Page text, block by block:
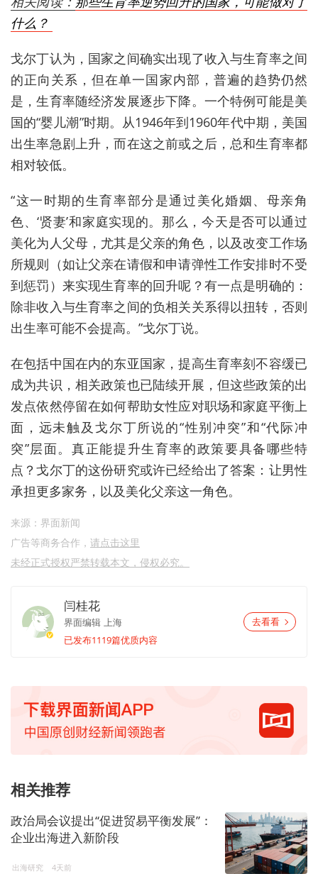
什么？
戈尔丁认为，国家之间确实出现了收入与生育率之间
的正向关系，但在单一国家内部，普遍的趋势仍然
是，生育率随经济发展逐步下降。一个特例可能是美
国的“婴儿潮”时期。从1946年到1960年代中期，美国
出生率急剧上升，而在这之前或之后，总和生育率都
相对较低。
“这一时期的生育率部分是通过美化婚姻、母亲角
色、‘贤妻’和家庭实现的。那么，今天是否可以通过
美化为人父母，尤其是父亲的角色，以及改变工作场
所规则（如让父亲在请假和申请弹性工作安排时不受
到惩罚）来实现生育率的回升呢？有一点是明确的：
除非收入与生育率之间的负相关关系得以扭转，否则
出生率可能不会提高。”戈尔丁说。
在包括中国在内的东亚国家，提高生育率刻不容缓已
成为共识，相关政策也已陆续开展，但这些政策的出
发点依然停留在如何帮助女性应对职场和家庭平衡上
面，远未触及戈尔丁所说的“性别冲突”和“代际冲
突”层面。真正能提升生育率的政策要具备哪些特
点？戈尔丁的这份研究或许已经给出了答案：让男性
承担更多家务，以及美化父亲这一角色。
来源：界面新闻
广告等商务合作， 请点击这里
未经正式授权严禁转载本文，侵权必究。
闫桂花
界面编辑 上海
已发布1119篇优质内容
去看看
相关推荐
政治局会议提出“促进贸易平衡发展”：
企业出海进入新阶段
出海研究 4天前